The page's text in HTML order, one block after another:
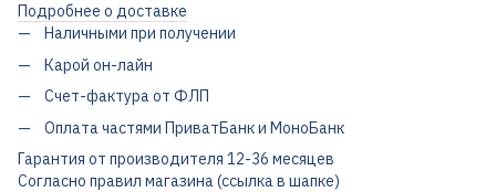
Подробнее о доставке
Наличными при получении
Карой он-лайн
Счет-фактура от ФЛП
Оплата частями ПриватБанк и МоноБанк
Гарантия от производителя 12-36 месяцев
Согласно правил магазина (ссылка в шапке)